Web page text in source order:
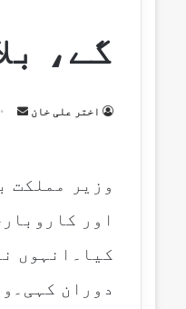
گے،
اختر علی خان
وزیر مملکت
اور
کیا۔انہوں
دوران